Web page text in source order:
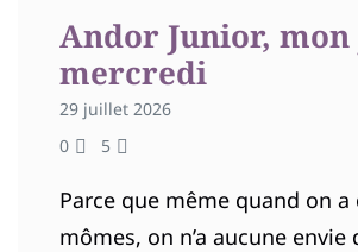
Andor Junior,
mercredi
29 juillet 2026
0
5
Parce que même quand on a
mômes, on n’a aucune envie